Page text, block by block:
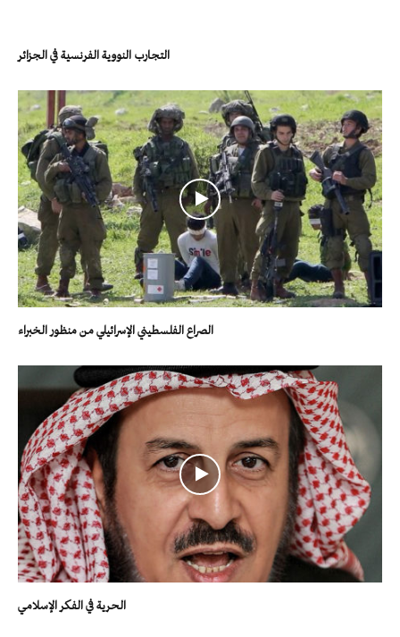
التجارب النووية الفرنسية في الجزائر
الصراع الفلسطيني الإسرائيلي من منظور الخبراء
الحرية في الفكر الإسلامي